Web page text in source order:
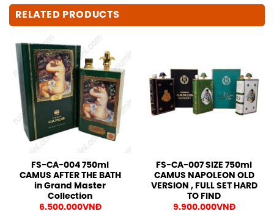
RELATED PRODUCTS
FS-CA-004 750ml
CAMUS AFTER THE BATH
in Grand Master
Collection
6.500.000VNĐ
FS-CA-007 SIZE 750ml
CAMUS NAPOLEON OLD
VERSION , FULL SET HARD
TO FIND
9.900.000VNĐ